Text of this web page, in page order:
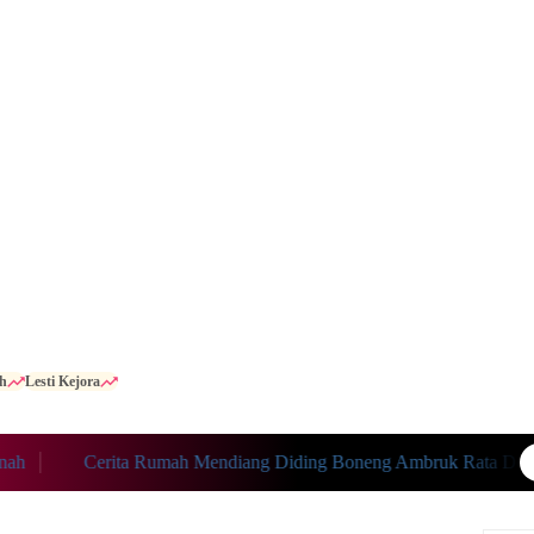
Lesti Kejora
Cerita Rumah Mendiang Diding Boneng Ambruk Rata Dengan